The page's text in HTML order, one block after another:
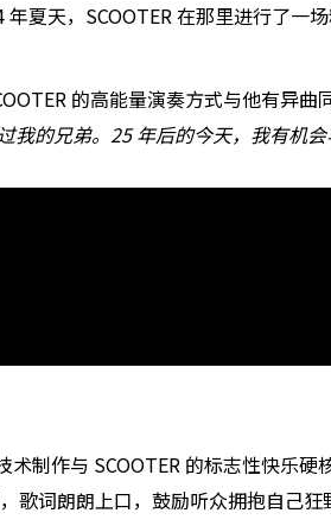
天，SCOOTER 在那里进行了一
的高能量演奏方式与他有异
我的兄弟。25 年后的今天，我有机
作与 SCOOTER 的标志性快乐硬
词朗朗上口，鼓励听众拥抱自己狂